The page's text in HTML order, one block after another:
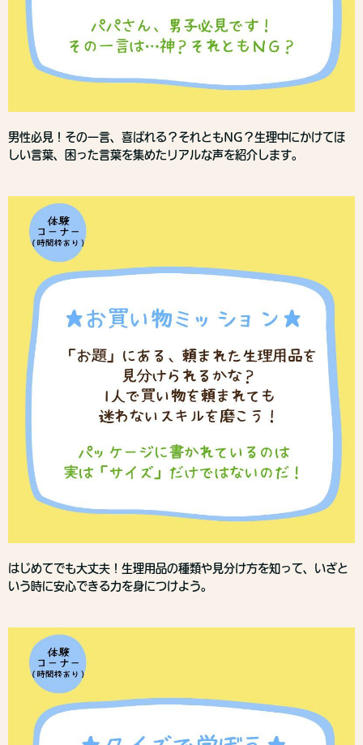
男性必見！その一言、喜ばれる？それともNG？生理中にかけてほ
しい言葉、困った言葉を集めたリアルな声を紹介します。
はじめてでも大丈夫！生理用品の種類や見分け方を知って、いざと
いう時に安心できる力を身につけよう。